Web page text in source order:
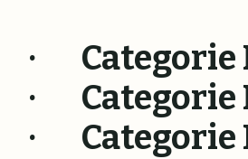
· Categorie
· Categorie
· Categorie